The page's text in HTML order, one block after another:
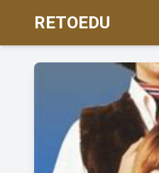
RETOEDU